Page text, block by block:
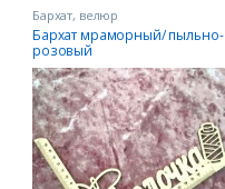
Бархат, велюр
Бархат мраморный/ пыльно-
розовый